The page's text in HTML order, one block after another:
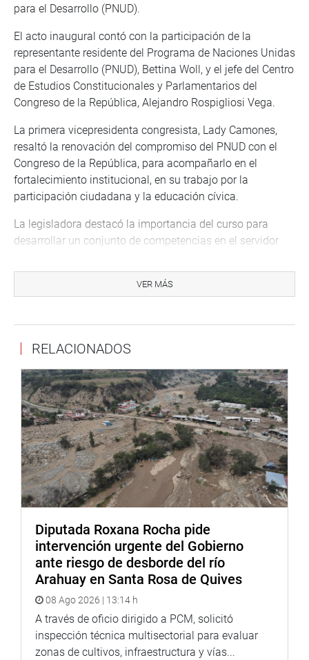
para el Desarrollo (PNUD).
El acto inaugural contó con la participación de la
representante residente del Programa de Naciones Unidas
para el Desarrollo (PNUD), Bettina Woll, y el jefe del Centro
de Estudios Constitucionales y Parlamentarios del
Congreso de la República, Alejandro Rospigliosi Vega.
La primera vicepresidenta congresista, Lady Camones,
resaltó la renovación del compromiso del PNUD con el
Congreso de la República, para acompañarlo en el
fortalecimiento institucional, en su trabajo por la
participación ciudadana y la educación cívica.
La legisladora destacó la importancia del curso para
desarrollar un conjunto de competencias en el servidor
una eficaz gestión parlamentaria que contribuya a la
generación de iniciativas legislativas y promuevan
cuenta con destacados expositores nacionales e
internacionales, quienes impartirán conceptos referidos a
la normativa y aplicación de la técnica legislativa, el
contexto de legitimación de la ley, técnica legislativa
comparada (América del Sur) y la experiencia peruana en
técnica parlamentaria.
La presentación académica del curso estuvo a cargo de
jefa del Departamento de Estudios Jurídicos en la
Secretaría General del Congreso de los Diputados de
España y Letrada de la Comisión de Justicia, Piedad
García-Escudero Márquez, doctora en Derecho por la
Universidad Complutense de Madrid y catedrática de
Derecho Constitucional en la referida universidad.
Las inscripciones para participar en el curso-taller, se
reciben en el Centro de Estudios Constitucionales y
Parlamentarios del Congreso.
VER MÁS
RELACIONADOS
Diputada Roxana Rocha pide
intervención urgente del Gobierno
ante riesgo de desborde del río
Arahuay en Santa Rosa de Quives
08 Ago 2026 | 13:14 h
A través de oficio dirigido a PCM, solicitó
inspección técnica multisectorial para evaluar
zonas de cultivos, infraestructura y vías...